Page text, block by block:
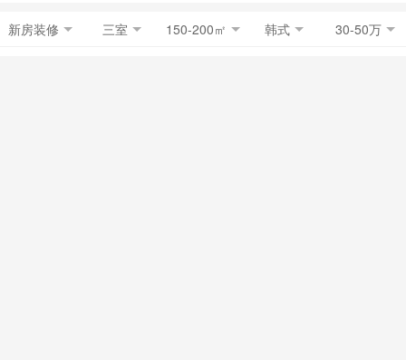
新房装修 三室 150-200㎡ 韩式 30-50万